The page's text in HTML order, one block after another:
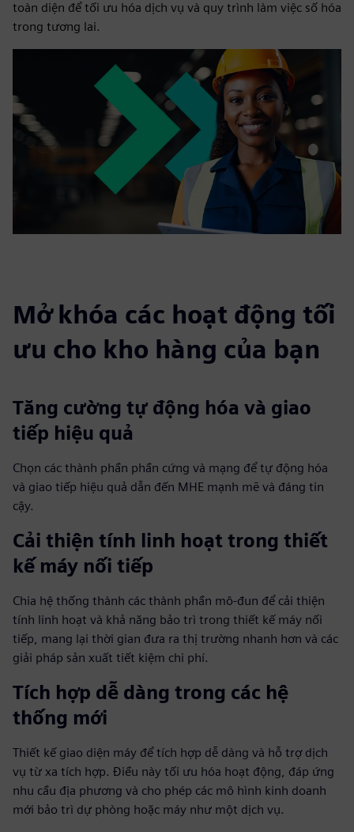
toàn diện để tối ưu hóa dịch vụ và quy trình làm việc số hóa
trong tương lai.
Mở khóa các hoạt động tối
ưu cho kho hàng của bạn
Tăng cường tự động hóa và giao
tiếp hiệu quả
Chọn các thành phần phần cứng và mạng để tự động hóa
và giao tiếp hiệu quả dẫn đến MHE mạnh mẽ và đáng tin
cậy.
Cải thiện tính linh hoạt trong thiết
kế máy nối tiếp
Chia hệ thống thành các thành phần mô-đun để cải thiện
tính linh hoạt và khả năng bảo trì trong thiết kế máy nối
tiếp, mang lại thời gian đưa ra thị trường nhanh hơn và các
giải pháp sản xuất tiết kiệm chi phí.
Tích hợp dễ dàng trong các hệ
thống mới
Thiết kế giao diện máy để tích hợp dễ dàng và hỗ trợ dịch
vụ từ xa tích hợp. Điều này tối ưu hóa hoạt động, đáp ứng
nhu cầu địa phương và cho phép các mô hình kinh doanh
mới bảo trì dự phòng hoặc máy như một dịch vụ.